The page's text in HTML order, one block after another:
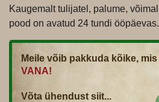
Kaugemalt tulijatel, palume,
pood on avatud 24 tundi ööpäevas.
Meile võib pakkuda kõike, mis
VANA!
Võta ühendust siit...